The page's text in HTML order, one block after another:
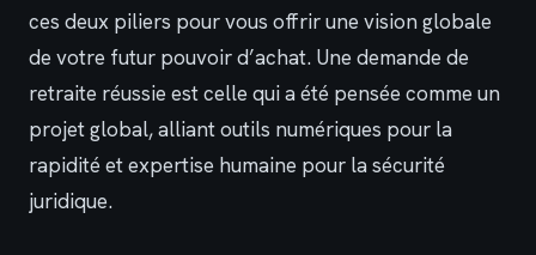
ces deux piliers pour vous offrir une vision globale
de votre futur pouvoir d’achat. Une demande de
retraite réussie est celle qui a été pensée comme un
projet global, alliant outils numériques pour la
rapidité et expertise humaine pour la sécurité
juridique.